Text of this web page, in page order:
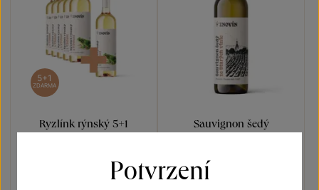
5+1
ZDARMA
Ryzlínk rýnský 5+1
pozdní sběr 2022
Sauvignon šedý
pozdní sběr 2025
Šarže 5348
Potvrzení